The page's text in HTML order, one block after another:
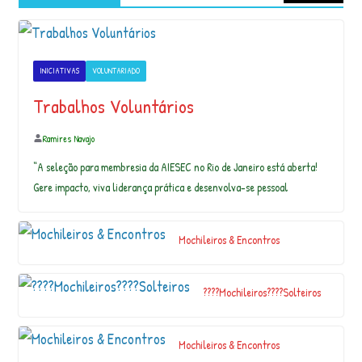
…
R
INICIATIVAS VOLUNTARIADO
Trabalhos Voluntários
Ramires Navajo
“A seleção para membresia da AIESEC no Rio de Janeiro está aberta!
Gere impacto, viva liderança prática e desenvolva-se pessoal
Mochileiros & Encontros
????Mochileiros????Solteiros
Mochileiros & Encontros